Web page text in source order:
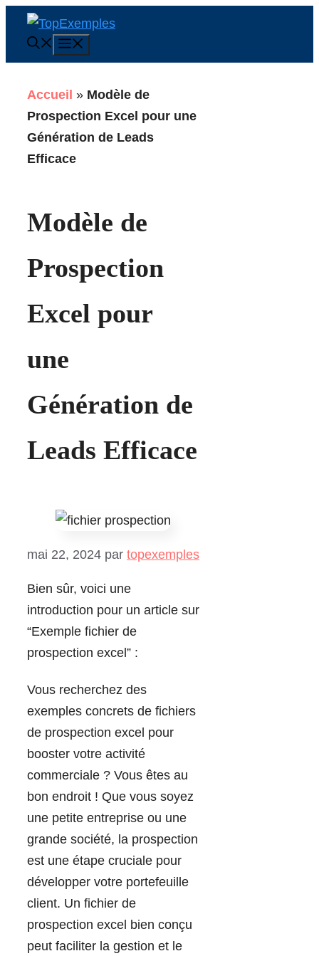
Aller
Accueil » Modèle de
Prospection Excel pour une
Génération de Leads
Efficace
Modèle de
Prospection
Excel pour
une
Génération de
Leads Efficace
mai 22, 2024 par topexemples
Bien sûr, voici une
introduction pour un article sur
“Exemple fichier de
prospection excel” :
Vous recherchez des
exemples concrets de fichiers
de prospection excel pour
booster votre activité
commerciale ? Vous êtes au
bon endroit ! Que vous soyez
une petite entreprise ou une
grande société, la prospection
est une étape cruciale pour
développer votre portefeuille
client. Un fichier de
prospection excel bien conçu
peut faciliter la gestion et le